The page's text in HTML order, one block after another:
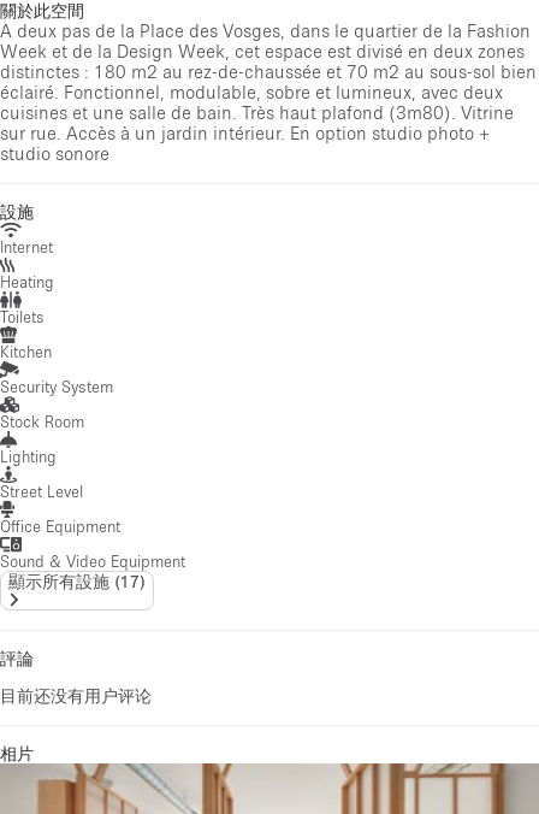
關於此空間
A deux pas de la Place des Vosges, dans le quartier de la Fashion
Week et de la Design Week, cet espace est divisé en deux zones
distinctes : 180 m2 au rez-de-chaussée et 70 m2 au sous-sol bien
éclairé. Fonctionnel, modulable, sobre et lumineux, avec deux
cuisines et une salle de bain. Très haut plafond (3m80). Vitrine
sur rue. Accès à un jardin intérieur. En option studio photo +
studio sonore
設施
Internet
Heating
Toilets
Kitchen
Security System
Stock Room
Lighting
Street Level
Office Equipment
Sound & Video Equipment
顯示所有設施 (17)
評論
目前还没有用户评论
相片